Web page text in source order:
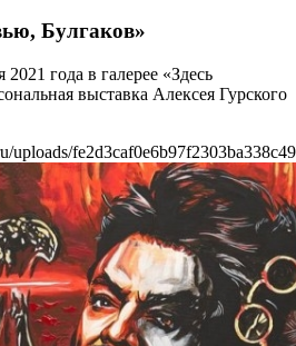
Булгаков»
года в галерее «Здесь
выставка Алексея Гурского
uploads/